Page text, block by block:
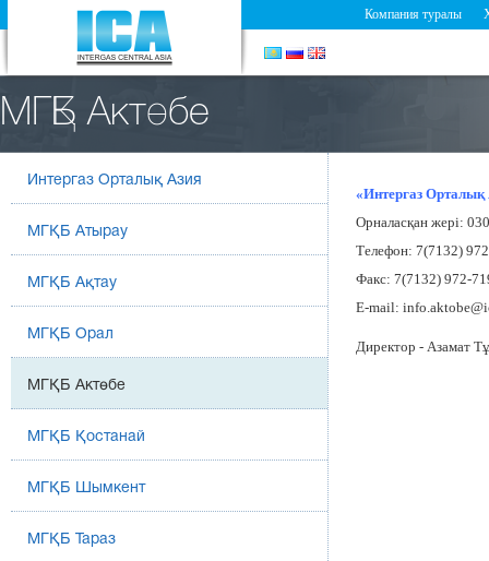
Компания туралы
МГҚБ Актөбе
Интергаз Орталық Азия
МГҚБ Атырау
МГҚБ Ақтау
МГҚБ Орал
МГҚБ Актөбе
МГҚБ Қостанай
МГҚБ Шымкент
МГҚБ Тараз
«Интергаз
Орналасқан жері:
Телефон: 7(7132)
Факс: 7(7132) 972-
E-mail:
Директор - Азамат